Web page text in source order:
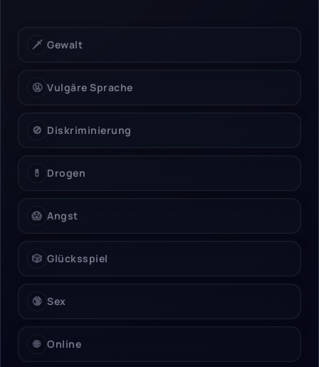
🗡️ Gewalt
🤬 Vulgäre Sprache
🚫 Diskriminierung
💊 Drogen
😱 Angst
🎲 Glücksspiel
🔞 Sex
🌐 Online